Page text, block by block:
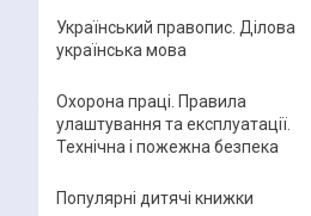
Український правопис. Ділова
українська мова
Охорона праці. Правила
улаштування та експлуатації.
Технічна і пожежна безпека
Популярні дитячі книжки